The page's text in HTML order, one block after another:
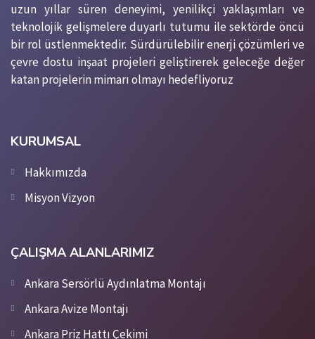
uzun yıllar süren deneyimi, yenilikçi yaklaşımları ve
teknolojik gelişmelere duyarlı tutumu ile sektörde öncü
bir rol üstlenmektedir. Sürdürülebilir enerji çözümleri ve
çevre dostu inşaat projeleri geliştirerek geleceğe değer
katan projelerin mimarı olmayı hedefliyoruz
KURUMSAL
Hakkımızda
Misyon Vizyon
ÇALIŞMA ALANLARIMIZ
Ankara Sersörlü Aydınlatma Montajı
Ankara Avize Montajı
Ankara Priz Hattı Çekimi